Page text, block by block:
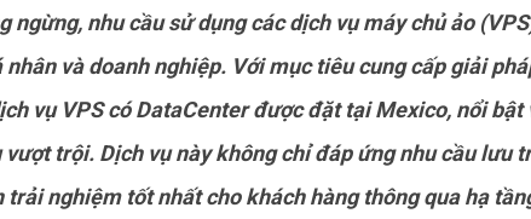
nhu cầu sử dụng các dịch vụ máy chủ ảo
và doanh nghiệp. Với mục tiêu cung cấp giải
vụ VPS có DataCenter được đặt tại Mexico, nổi bật
trội. Dịch vụ này không chỉ đáp ứng nhu cầu lưu
nghiệm tốt nhất cho khách hàng thông qua hạ